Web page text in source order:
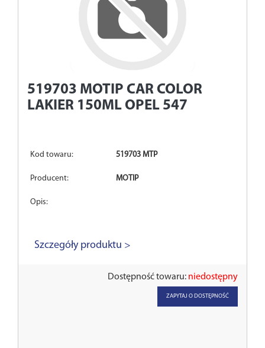
519703 MOTIP CAR COLOR
LAKIER 150ML OPEL 547
Kod towaru: 519703 MTP
Producent: MOTIP
Opis:
Szczegóły produktu >
Dostępność towaru: niedostępny
ZAPYTAJ O DOSTĘPNOŚĆ